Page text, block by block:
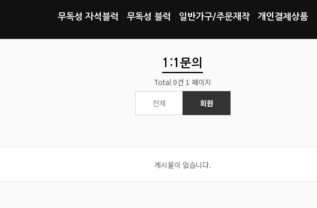
무독성 자석블럭 무독성 블럭 일반가구/주문재작 개인결제상품
1:1문의
Total 0건 1 페이지
전체 회원
게시물이 없습니다.